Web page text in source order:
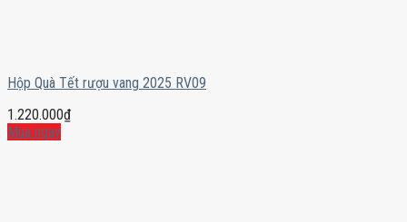
Hộp Quà Tết rượu vang 2025 RV09
1.220.000₫
Mua ngay